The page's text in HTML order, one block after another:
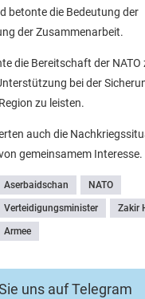
betonte die Bedeutung der
der Zusammenarbeit.
die Bereitschaft der NATO
bei der
zu leisten.
auch die
gemeinsamem Interesse.
Aserbaidschan NATO
Verteidigungsminister Zakir
Armee
uns auf Telegram